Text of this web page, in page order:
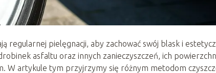
regularnej pielęgnacji, aby zachować swój blask i
asfaltu oraz innych zanieczyszczeń, ich
W artykule tym przyjrzymy się różnym metodom